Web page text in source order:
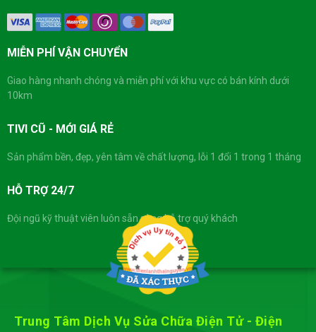
MIỄN PHÍ VẬN CHUYỂN
Giao hàng nhanh chóng và miễn phí với khu vực có bán kính dưới
10km
TIVI CŨ - MỚI GIÁ RẺ
Sản phẩm bền, đẹp, yên tâm về chất lượng, lỗi 1 đổi 1 trong 1 tháng
HỖ TRỢ 24/7
Đội ngũ kỹ thuật viên luôn sẵn sàng hỗ trợ quý khách
Trung Tâm Dịch Vụ Sửa Chữa Điện Tử - Điện